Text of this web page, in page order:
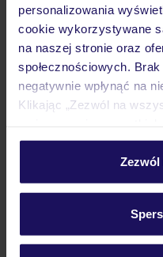
personalizowania
cookie wykorzystywane
na naszej stronie oraz
społecznościowych.
negatywnie wpłynąć na
Klikając „Zezwól na
personalizować swój
Szczegółowe informacje
Zezwól
Hotel
Opinie
Pokoje